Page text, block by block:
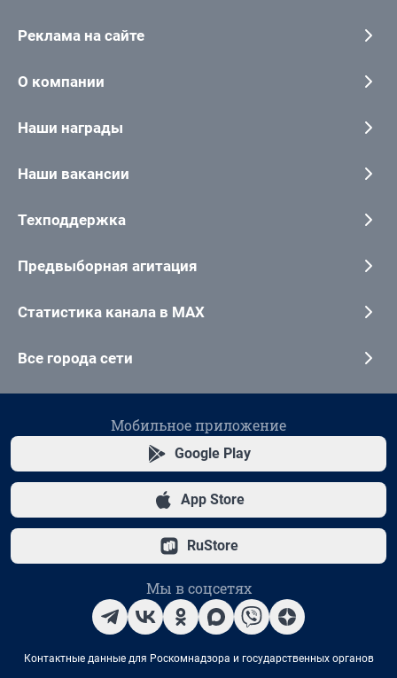
Реклама на сайте
О компании
Наши награды
Наши вакансии
Техподдержка
Предвыборная агитация
Статистика канала в MAX
Все города сети
Мобильное приложение
Google Play
App Store
RuStore
Мы в соцсетях
Контактные данные для Роскомнадзора и государственных органов